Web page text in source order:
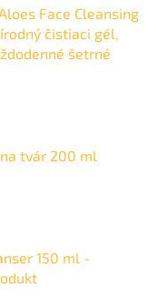
Face Cleansing
čistiaci gél,
šetrné
tvár 200 ml
150 ml -